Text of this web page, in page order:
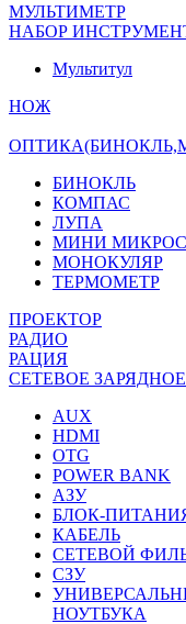
МУЛЬТИМЕТР
НАБОР
Мультитул
НОЖ
БИНОКЛЬ
КОМПАС
ЛУПА
МИНИ
МОНОКУЛЯР
ТЕРМОМЕТР
ПРОЕКТОР
РАДИО
РАЦИЯ
СЕТЕВОЕ
AUX
HDMI
OTG
POWER BANK
АЗУ
БЛОК-
КАБЕЛЬ
СЕТЕВОЙ
СЗУ
НОУТБУКА